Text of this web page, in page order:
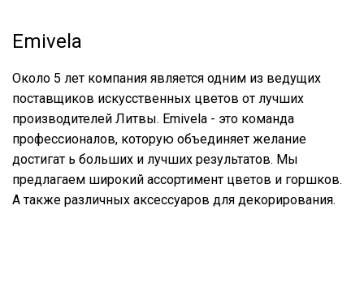
Emivela
Около 5 лет компания является одним из ведущих
поставщиков искусственных цветов от лучших
производителей Литвы. Emivela - это команда
профессионалов, которую объединяет желание
достигат ь больших и лучших результатов. Мы
предлагаем широкий ассортимент цветов и горшков.
А также различных аксессуаров для декорирования.